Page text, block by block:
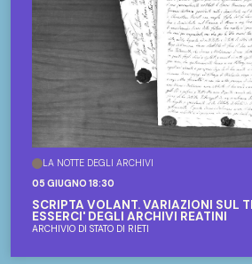
LA NOTTE DEGLI ARCHIVI
05 GIUGNO 18:30
SCRIPTA VOLANT. VARIAZIONI SUL
ESSERCI' DEGLI ARCHIVI REATINI
ARCHIVIO DI STATO DI RIETI